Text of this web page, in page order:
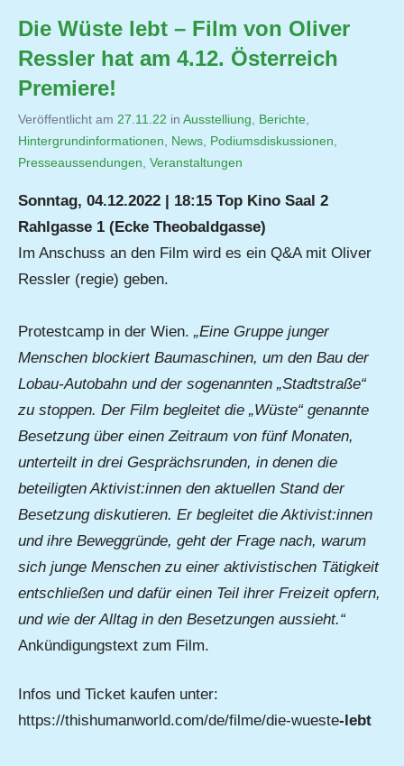
Die Wüste lebt – Film von Oliver
Ressler hat am 4.12. Österreich
Premiere!
Veröffentlicht am 27.11.22 von
Jutta
Matysek
in Ausstelliung Berichte
Hintergrundinformationen
News Podiumsdiskussionen
Presseaussendungen Veranstaltungen
Sonntag, 04.12.2022 | 18:15 Top Kino Saal 2
Rahlgasse 1 (Ecke Theobaldgasse)
Im Anschuss an den Film wird es ein Q&A mit Oliver
Ressler (regie) geben.
Protestcamp in der Wien. „Eine Gruppe junger
Menschen blockiert Baumaschinen, um den Bau der
Lobau-Autobahn und der sogenannten „Stadtstraße“
zu stoppen. Der Film begleitet die „Wüste“ genannte
Besetzung über einen Zeitraum von fünf Monaten,
unterteilt in drei Gesprächsrunden, in denen die
beteiligten Aktivist:innen den aktuellen Stand der
Besetzung diskutieren. Er begleitet die Aktivist:innen
und ihre Beweggründe, geht der Frage nach, warum
sich junge Menschen zu einer aktivistischen Tätigkeit
entschließen und dafür einen Teil ihrer Freizeit opfern,
und wie der Alltag in den Besetzungen aussieht.“
Ankündigungstext zum Film.
Infos und Ticket kaufen unter:
https://thishumanworld.com/de/filme/die-wueste-lebt